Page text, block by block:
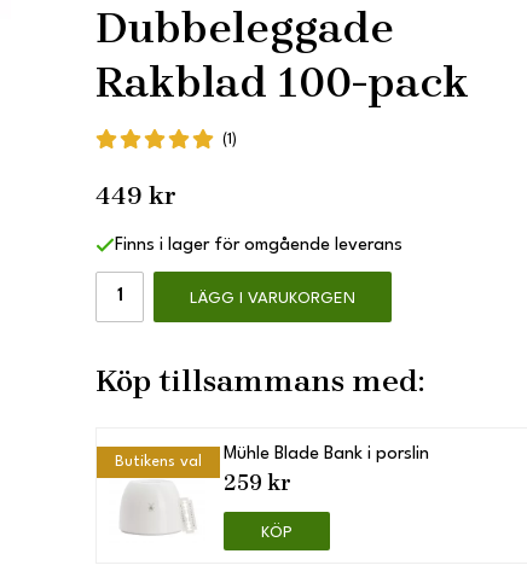
Dubbeleggade
Rakblad 100-pack
(1)
449 kr
Finns i lager för omgående leverans
LÄGG I VARUKORGEN
Köp tillsammans med:
Butikens val Mühle Blade Bank i porslin
259 kr
KÖP